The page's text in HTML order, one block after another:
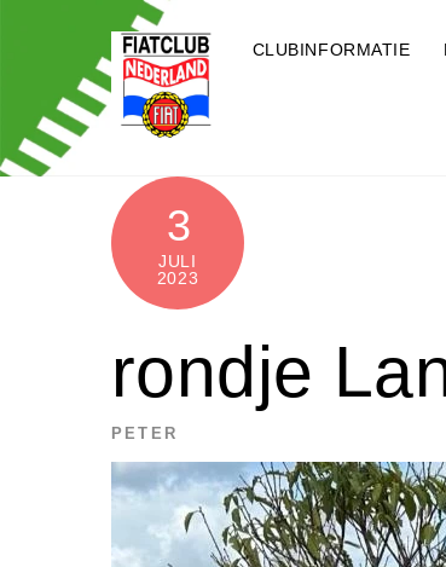
CLUBINFORMATIE
3
JULI
2023
rondje
PETER